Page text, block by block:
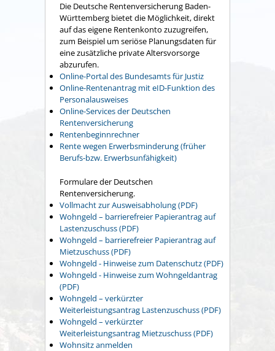
Die Deutsche Rentenversicherung Baden-
Württemberg bietet die Möglichkeit, direkt
auf das eigene Rentenkonto zuzugreifen,
zum Beispiel um seriöse Planungsdaten für
eine zusätzliche private Altersvorsorge
abzurufen.
Online-Portal des Bundesamts für Justiz
Online-Rentenantrag mit eID-Funktion des
Personalausweises
Online-Services der Deutschen
Rentenversicherung
Rentenbeginnrechner
Rente wegen Erwerbsminderung (früher
Berufs-bzw. Erwerbsunfähigkeit)
Formulare der Deutschen
Rentenversicherung.
Vollmacht zur Ausweisabholung (PDF)
Wohngeld – barrierefreier Papierantrag auf
Lastenzuschuss (PDF)
Wohngeld – barrierefreier Papierantrag auf
Mietzuschuss (PDF)
Wohngeld - Hinweise zum Datenschutz (PDF)
Wohngeld - Hinweise zum Wohngeldantrag
(PDF)
Wohngeld – verkürzter
Weiterleistungsantrag Lastenzuschuss (PDF)
Wohngeld – verkürzter
Weiterleistungsantrag Mietzuschuss (PDF)
Wohnsitz anmelden